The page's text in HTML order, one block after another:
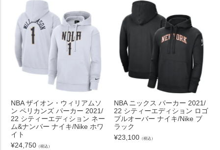
NBA ザイオン・ウィリアムソ
ン ペリカンズ パーカー 2021/
22 シティーエディション ネー
ム&ナンバー ナイキ/Nike ホワ
イト
¥24,750 （税込）
NBA ニックス パーカー 2021/
22 シティーエディション ロゴ
プルオーバー ナイキ/Nike ブ
ラック
¥23,100 （税込）